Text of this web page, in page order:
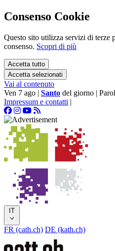
Consenso Cookie
Questo sito utilizza servizi di terze
consenso. Scopri di più
Accetta tutto
Accetta selezionati
Vai al contenuto
Ven 7 ago | Santo del giorno |
Impressum e contatti |
IT
FR (cath.ch) DE (kath.ch)